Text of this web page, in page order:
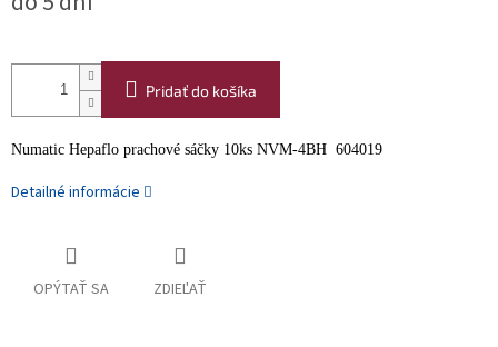
cena:
Pridať do košíka
Numatic Hepaflo prachové sáčky 10ks NVM-4BH 604019
Detailné informácie
OPÝTAŤ SA ZDIEĽAŤ